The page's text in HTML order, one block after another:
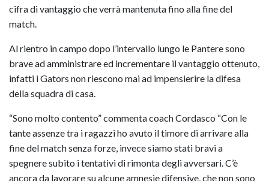
cifra di vantaggio che verrà mantenuta fino alla fine del
match.
Al rientro in campo dopo l’intervallo lungo le Pantere sono
brave ad amministrare ed incrementare il vantaggio ottenuto,
infatti i Gators non riescono mai ad impensierire la difesa
della squadra di casa.
“Sono molto contento” commenta coach Cordasco “Con le
tante assenze tra i ragazzi ho avuto il timore di arrivare alla
fine del match senza forze, invece siamo stati bravi a
spegnere subito i tentativi di rimonta degli avversari. C’è
ancora da lavorare su alcune amnesie difensive, che non sono